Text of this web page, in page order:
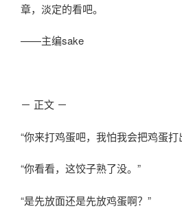
章，淡定的看吧。
——主编sake
－ 正文 －
“你来打鸡蛋吧，我怕我会把鸡蛋打
“你看看，这饺子熟了没。”
“是先放面还是先放鸡蛋啊？”